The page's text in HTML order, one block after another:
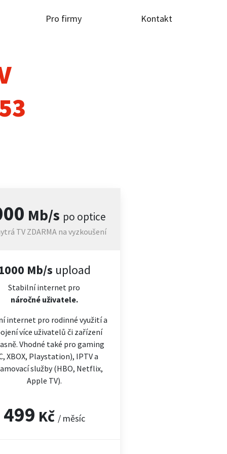
Pro firmy Kontakt
Mb/s po optice
TV ZDARMA na vyzkoušení
Mb/s upload
Stabilní internet pro
náročnéuživatele.
internet pro rodinné využití a
více uživatelů či zařízení
Vhodné také pro gaming
XBOX, Playstation), IPTV a
služby (HBO, Netflix,
Apple TV).
499 Kč / měsíc